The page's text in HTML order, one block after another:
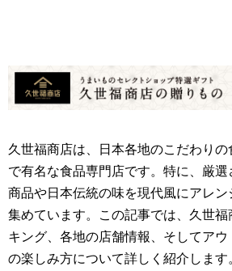
久世福商店は、日本各地のこだわりの
で有名な食品専門店です。特に、厳
商品や日本伝統の味を現代風にアレ
集めています。この記事では、久世
キング、各地の店舗情報、そしてア
の楽しみ方について詳しく紹介します